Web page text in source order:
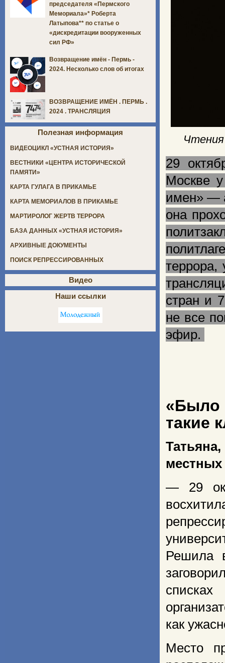
29
Москве
имен» —
она
террора,
стран и
не все
эфир.
«Было
такие
— 29
Решила
как
Место
председателя «Пермского
Мемориала»* Роберта
Латыпова** по статье о
«дискредитации вооруженных
сил РФ»
Возвращение имён - Пермь -
2024. Несколько слов об итогах
ВОЗВРАЩЕНИЕ ИМЁН . ПЕРМЬ .
2024 . ТРАНСЛЯЦИЯ
Полезная информация
ВИДЕОЦИКЛ «УСТНАЯ ИСТОРИЯ»
ВЕСТНИКИ «ЦЕНТРА ИСТОРИЧЕСКОЙ
ПАМЯТИ»
КАРТА ГУЛАГА В ПРИКАМЬЕ
КАРТА МЕМОРИАЛОВ В ПРИКАМЬЕ
МАРТИРОЛОГ ЖЕРТВ ТЕРРОРА
БАЗА ДАННЫХ «УСТНАЯ ИСТОРИЯ»
АРХИВНЫЕ ДОКУМЕНТЫ
ПОИСК РЕПРЕССИРОВАННЫХ
Видео
Наши ссылки